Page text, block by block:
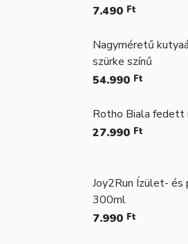
7.490 Ft
Nagyméretű
szürke színű
54.990 Ft
Rotho Biala fedett
27.990 Ft
Joy2Run Ízület-
300ml
7.990 Ft